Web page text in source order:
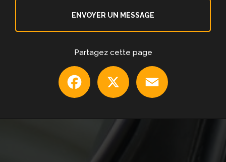
ENVOYER UN MESSAGE
Partagez cette page
Facebook